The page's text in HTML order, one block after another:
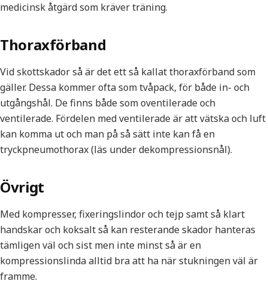
medicinsk åtgärd som kräver träning.
Thoraxförband
Vid skottskador så är det ett så kallat thoraxförband som
gäller. Dessa kommer ofta som tvåpack, för både in- och
utgångshål. De finns både som oventilerade och
ventilerade. Fördelen med ventilerade är att vätska och luft
kan komma ut och man på så sätt inte kan få en
tryckpneumothorax (läs under dekompressionsnål).
Övrigt
Med kompresser, fixeringslindor och tejp samt så klart
handskar och koksalt så kan resterande skador hanteras
tämligen väl och sist men inte minst så är en
kompressionslinda alltid bra att ha när stukningen väl är
framme.